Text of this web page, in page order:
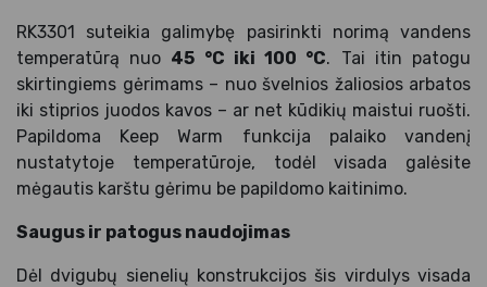
RK3301 suteikia galimybę pasirinkti norimą vandens
temperatūrą nuo 45 °C iki 100 °C. Tai itin patogu
skirtingiems gėrimams – nuo švelnios žaliosios arbatos
iki stiprios juodos kavos – ar net kūdikių maistui ruošti.
Papildoma Keep Warm funkcija palaiko vandenį
nustatytoje temperatūroje, todėl visada galėsite
mėgautis karštu gėrimu be papildomo kaitinimo.
Saugus ir patogus naudojimas
Dėl dvigubų sienelių konstrukcijos šis virdulys visada